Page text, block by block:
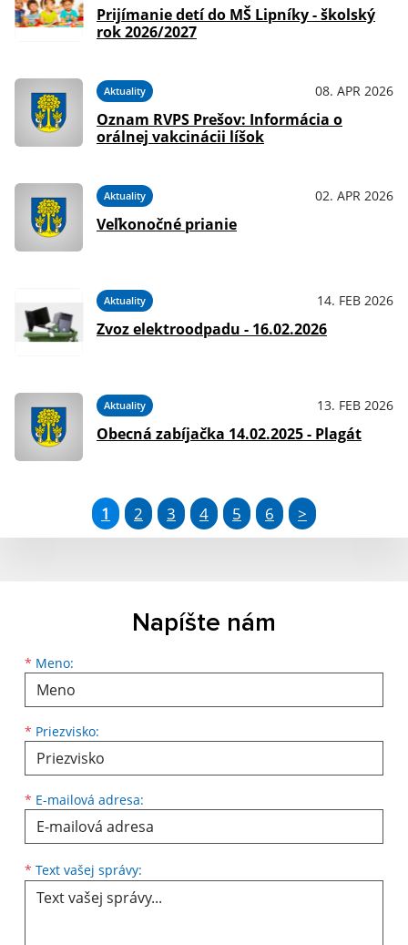
Prijímanie detí do MŠ Lipníky - školský
rok 2026/2027
Aktuality 08. APR 2026
Oznam RVPS Prešov: Informácia o
orálnej vakcinácii líšok
Aktuality 02. APR 2026
Veľkonočné prianie
Aktuality 14. FEB 2026
Zvoz elektroodpadu - 16.02.2026
Aktuality 13. FEB 2026
Obecná zabíjačka 14.02.2025 - Plagát
1 2 3 4 5 6 >
Napíšte nám
* Meno:
Meno
* Priezvisko:
Priezvisko
* E-mailová adresa:
E-mailová adresa
* Text vašej správy: